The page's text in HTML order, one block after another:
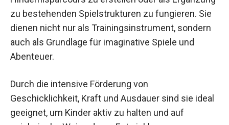
Hindernisparcours zu erstellen oder als
Ergänzung zu bestehenden Spielstrukturen zu
fungieren. Sie dienen nicht nur als
Trainingsinstrument, sondern auch als Grundlage
für imaginative Spiele und Abenteuer.
Durch die intensive Förderung von
Geschicklichkeit, Kraft und Ausdauer sind sie
ideal geeignet, um Kinder aktiv zu halten und auf